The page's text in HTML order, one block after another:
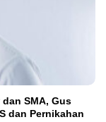
SMA, Gus
dan Pernikahan